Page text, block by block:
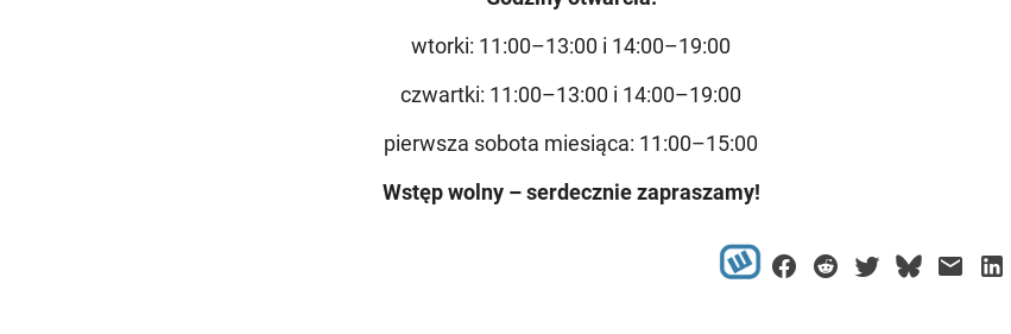
wtorki: 11:00–13:00 i 14:00–19:00
czwartki: 11:00–13:00 i 14:00–19:00
pierwsza sobota miesiąca: 11:00–15:00
Wstęp wolny – serdecznie zapraszamy!